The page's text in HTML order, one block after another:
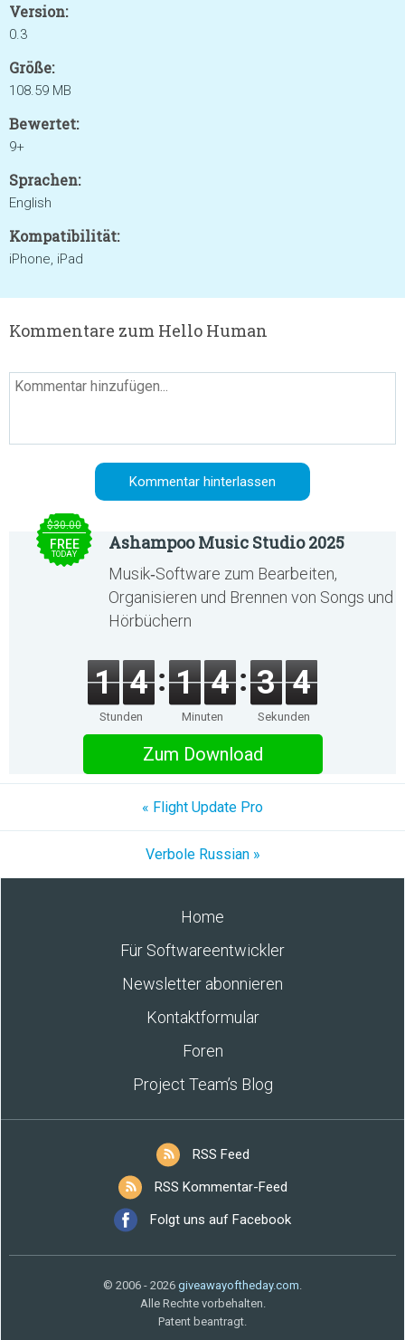
Version:
0.3
Größe:
108.59 MB
Bewertet:
9+
Sprachen:
English
Kompatibilität:
iPhone, iPad
Kommentare zum Hello Human
$30.00
FREE
TODAY
Ashampoo Music Studio 2025
Musik‑Software zum Bearbeiten,
Organisieren und Brennen von Songs und
Hörbüchern
1 4
Stunden
1 4
Minuten
3 4
Sekunden
Zum Download
« Flight Update Pro
Verbole Russian »
Home
Für Softwareentwickler
Newsletter abonnieren
Kontaktformular
Foren
Project Team’s Blog
RSS Feed
RSS Kommentar-Feed
Folgt uns auf Facebook
© 2006 - 2026 giveawayoftheday.com.
Alle Rechte vorbehalten.
Patent beantragt.